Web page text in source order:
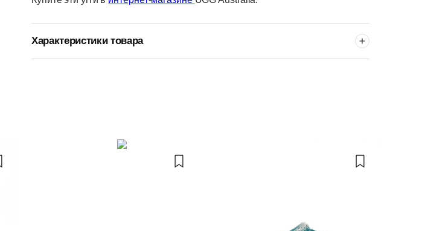
Характеристики товара